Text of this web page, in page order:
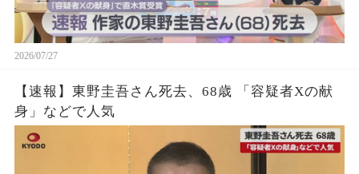
2026/07/27
【速報】東野圭吾さん死去、68歳 「容疑者Xの献
身」などで人気